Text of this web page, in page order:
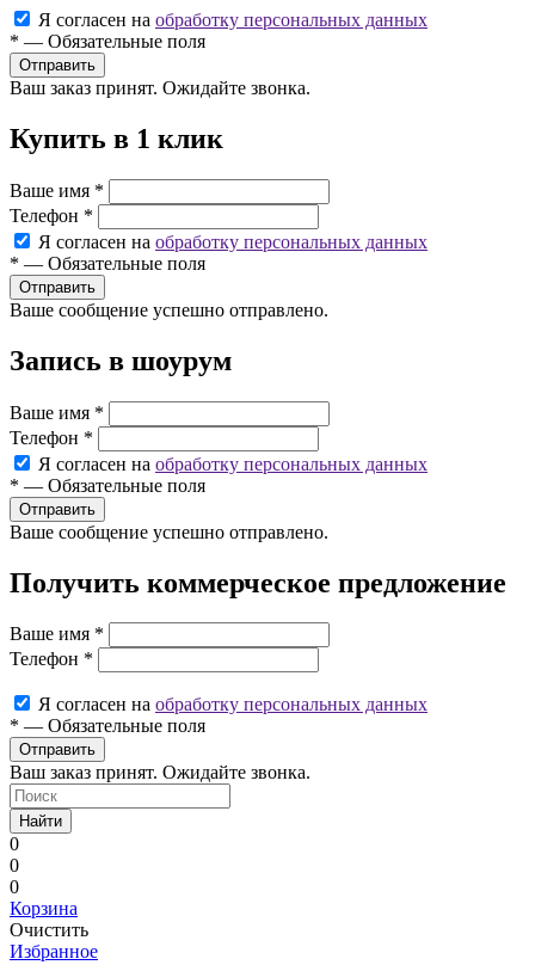
Я согласен на обработку персональных данных
* — Обязательные поля
Ваш заказ принят. Ожидайте звонка.
Купить в 1 клик
Ваше имя *
Телефон *
Я согласен на обработку персональных данных
* — Обязательные поля
Ваше сообщение успешно отправлено.
Запись в шоурум
Ваше имя *
Телефон *
Я согласен на обработку персональных данных
* — Обязательные поля
Ваше сообщение успешно отправлено.
Получить коммерческое предложение
Ваше имя *
Телефон *
Я согласен на обработку персональных данных
* — Обязательные поля
Ваш заказ принят. Ожидайте звонка.
Найти
0
0
0
Корзина
Очистить
Избранное